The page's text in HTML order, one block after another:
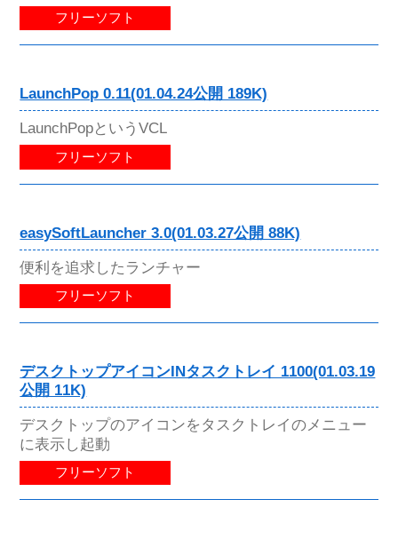
フリーソフト
LaunchPop 0.11(01.04.24公開 189K)
LaunchPopというVCL
フリーソフト
easySoftLauncher 3.0(01.03.27公開 88K)
便利を追求したランチャー
フリーソフト
デスクトップアイコンINタスクトレイ 1100(01.03.19
公開 11K)
デスクトップのアイコンをタスクトレイのメニュー
に表示し起動
フリーソフト